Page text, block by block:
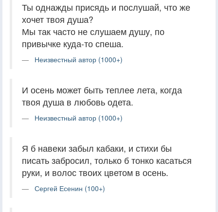
Ты однажды присядь и послушай, что же
хочет твоя душа?
Мы так часто не слушаем душу, по
привычке куда-то спеша.
Неизвестный автор (1000+)
И осень может быть теплее лета, когда
твоя душа в любовь одета.
Неизвестный автор (1000+)
Я б навеки забыл кабаки, и стихи бы
писать забросил, только б тонко касаться
руки, и волос твоих цветом в осень.
Сергей Есенин (100+)